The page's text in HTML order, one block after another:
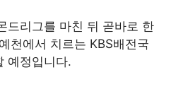
드리그를 마친 뒤 곧바로 한
천에서 치르는 KBS배전국
예정입니다.